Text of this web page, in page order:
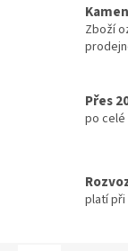
Zboží
Přes
po celé
platí při